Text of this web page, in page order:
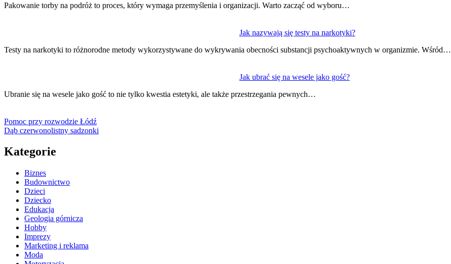
Pakowanie torby na podróż to proces, który wymaga przemyślenia i organizacji. Warto zacząć od wyboru…
Jak nazywają się testy na narkotyki?
Testy na narkotyki to różnorodne metody wykorzystywane do wykrywania obecności substancji psychoaktywnych w organizmie. Wśród…
Jak ubrać się na wesele jako gość?
Ubranie się na wesele jako gość to nie tylko kwestia estetyki, ale także przestrzegania pewnych…
Pomoc przy rozwodzie Łódź
Dąb czerwonolistny sadzonki
Kategorie
Biznes
Budownictwo
Dzieci
Dziecko
Edukacja
Geologia górnicza
Hobby
Imprezy
Marketing i reklama
Moda